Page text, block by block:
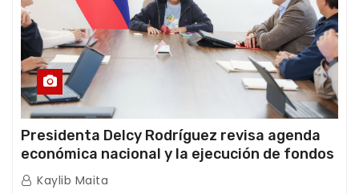
Presidenta Delcy Rodríguez revisa agenda
económica nacional y la ejecución de fondos
de emergencia post-sismos
Kaylib Maita